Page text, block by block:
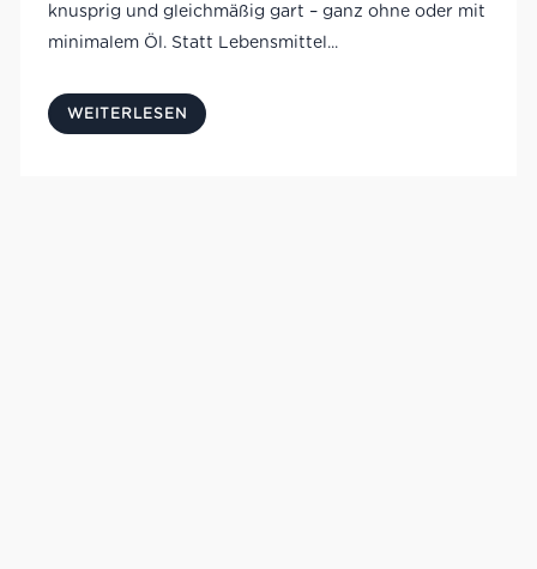
knusprig und gleichmäßig gart – ganz ohne oder mit
minimalem Öl. Statt Lebensmittel...
WEITERLESEN